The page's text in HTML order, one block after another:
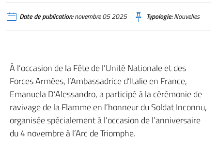
Date de publication:novembre 05 2025 Typologie:Nouvelles
À l’occasion de la Fête de l’Unité Nationale et des
Forces Armées, l’Ambassadrice d’Italie en France,
Emanuela D’Alessandro, a participé à la cérémonie de
ravivage de la Flamme en l’honneur du Soldat Inconnu,
organisée spécialement à l’occasion de l’anniversaire
du 4 novembre à l’Arc de Triomphe.